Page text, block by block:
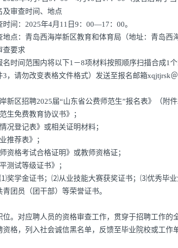
及审查时间、地点
时间：2025年4月11日9：00—17：00。
地点：青岛西海岸新区教育和体育局（地址：青岛西
查要求
名时间范围内将以下1－8项材料按照顺序扫描合成1
3，请勿改变表格文件格式）发送至报名邮箱xqjtjrsk
新区招聘2025届“山东省公费师范生”报名表》（附件
生免费教育协议书》；
况登记表》或相关证明材料；
推荐表》；
资格考试合格证明》或教师资格证；
测试等级证书》；
奖学金证书；⑵从业技能大赛获奖证书；⑶优秀毕
团员（团干部）等荣誉证书。
位。对应聘人员的资格审查工作，贯穿于招聘工作
资格，列入社会诚信黑名单，反馈至毕业院校或工作